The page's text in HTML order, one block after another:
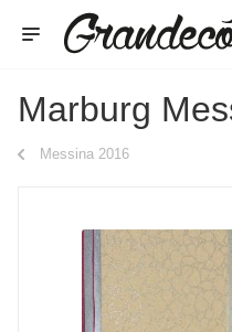
Marburg
Messina 2016